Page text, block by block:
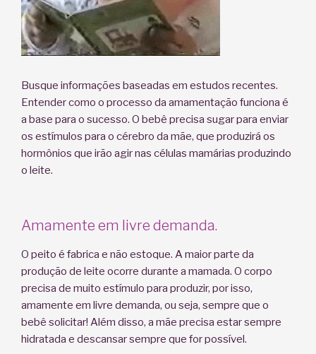
Busque informações baseadas em estudos recentes.
Entender como o processo da amamentação funciona é
a base para o sucesso. O bebê precisa sugar para enviar
os estímulos para o cérebro da mãe, que produzirá os
hormônios que irão agir nas células mamárias produzindo
o leite.
Amamente em livre demanda.
O peito é fabrica e não estoque. A maior parte da
produção de leite ocorre durante a mamada. O corpo
precisa de muito estímulo para produzir, por isso,
amamente em livre demanda, ou seja, sempre que o
bebê solicitar! Além disso, a mãe precisa estar sempre
hidratada e descansar sempre que for possível.